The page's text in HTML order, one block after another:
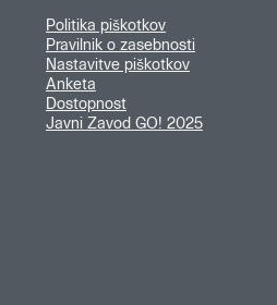
Politika piškotkov
Pravilnik o zasebnosti
Nastavitve piškotkov
Anketa
Dostopnost
Javni Zavod GO! 2025